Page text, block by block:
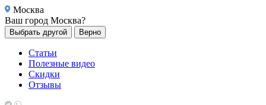
Москва
Ваш город Москва?
Выбрать другой Верно
Статьи
Полезные видео
Скидки
Отзывы